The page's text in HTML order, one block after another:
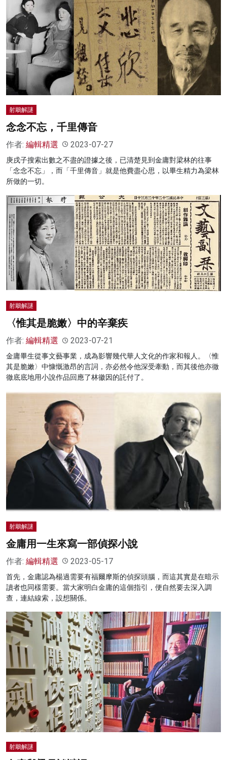
射鵰解謎
念念不忘，千里傳音
作者: 編輯精選 2023-07-27
庚戌子搜索出數之不盡的證據之後，已清楚見到金庸對梁林的往事
「念念不忘」，而「千里傳音」就是他費盡心思，以畢生精力為梁林
所做的一切。
射鵰解謎
〈惟其是脆嫩〉中的辛棄疾
作者: 編輯精選 2023-07-21
金庸畢生從事文藝事業，成為影響幾代華人文化的作家和報人。〈惟
其是脆嫩〉中慷慨激昂的言詞，亦必然令他深受牽動，而其後他亦徹
徹底底地用小說作品回應了林徽因的託付了。
射鵰解謎
金庸用一生來寫一部偵探小說
作者: 編輯精選 2023-05-17
首先，金庸認為楊過需要有福爾摩斯的偵探頭腦，而這其實是在暗示
讀者也同樣需要。當大家明白金庸的這個指引，便自然要去深入調
查，連結線索，設想關係。
射鵰解謎